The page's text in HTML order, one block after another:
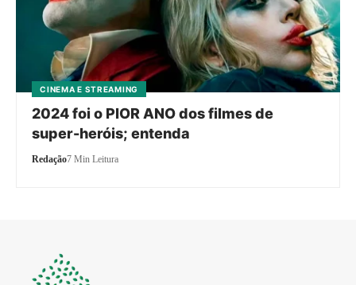
CINEMA E STREAMING
2024 foi o PIOR ANO dos filmes de
super-heróis; entenda
Redação7 Min Leitura